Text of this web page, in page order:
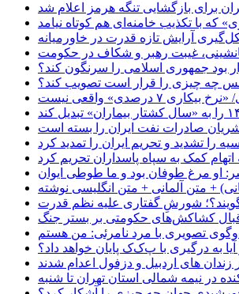
با تکذیب خامنه‌ای هم کوتاه نیامد
آرایش تازه قدرت در خاورمیانه
غیبت رهبر و شکاف در حکومت
بود جمهوری اسلامی را سرنگون کند؟
چه چیزی را قرار است تصویب کند؟
واقعی نیست
شریان صادرات نفت ایران را بسته است
را تشدید و تحریم ایران را تمدید کرد
کمک به سپاه پاسداران تحریم کرد
او مرغ طوفان بود و ما طوطی ایوان
+ متن آلمانی + متن انگلیسی نوشته
شورشِ گفتاری علیه نظم قدرت
کشاکش‌های حکومتی بر بستر جنگ
به درگیری با پ‌ک‌ک پایان خواهد داد؟
زندان های اردبیل و دزفول اعدام شدند
در نیمه شمالی استان تهران تا شنبه